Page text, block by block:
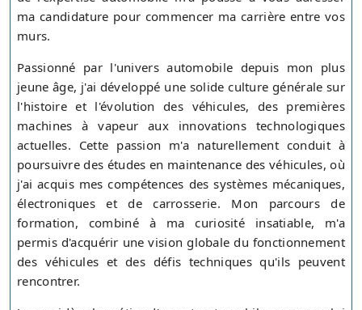
ma candidature pour commencer ma carrière entre vos
murs.
Passionné par l'univers automobile depuis mon plus
jeune âge, j'ai développé une solide culture générale sur
l'histoire et l'évolution des véhicules, des premières
machines à vapeur aux innovations technologiques
actuelles. Cette passion m'a naturellement conduit à
poursuivre des études en maintenance des véhicules, où
j'ai acquis mes compétences des systèmes mécaniques,
électroniques et de carrosserie. Mon parcours de
formation, combiné à ma curiosité insatiable, m'a
permis d'acquérir une vision globale du fonctionnement
des véhicules et des défis techniques qu'ils peuvent
rencontrer.